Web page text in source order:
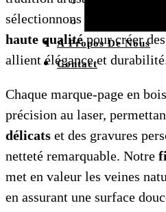
À Propos De Nous
Contact
sélectionnons
haute qualitépour créer
allient élégance et
Chaque marque-page en
précision au laser,
délicats et des gravures
netteté remarquable. Notre
met en valeur les veines
en assurant une surface